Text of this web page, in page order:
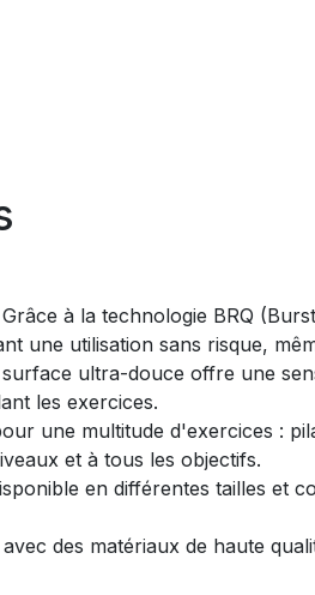
Grâce à la technologie BRQ
une utilisation sans risque,
surface ultra-douce offre une
les exercices.
une multitude d'exercices :
et à tous les objectifs.
en différentes tailles et
des matériaux de haute